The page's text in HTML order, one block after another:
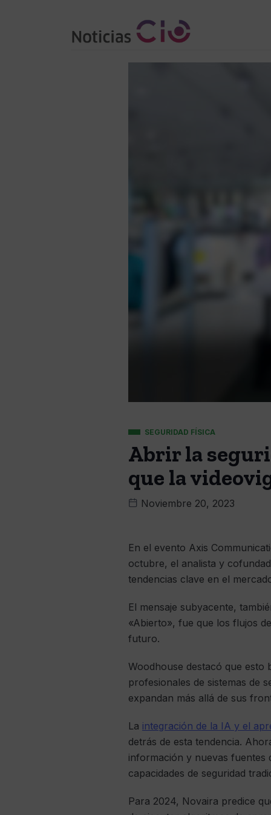
SEGURIDAD FÍSICA
Abrir la
que la
Noviembre 20, 2023
En el evento Axis
octubre, el analista y
tendencias clave en el
El mensaje subyacente,
«Abierto», fue que los flujos
futuro.
Woodhouse destacó que esto
profesionales de sistemas de
expandan más allá de sus
La integración de la IA y el
detrás de esta tendencia.
información y nuevas fuentes
capacidades de seguridad
Para 2024, Novaira predice